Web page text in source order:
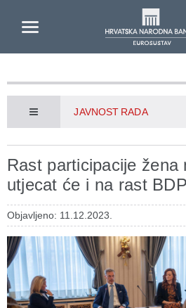
JAVNOST RADA
Rast participacije žena
utjecat će i na rast
Objavljeno: 11.12.2023.